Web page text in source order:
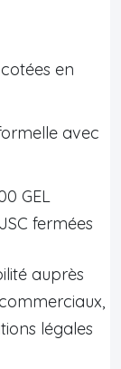
en
avec
GEL
fermées
auprès
légales